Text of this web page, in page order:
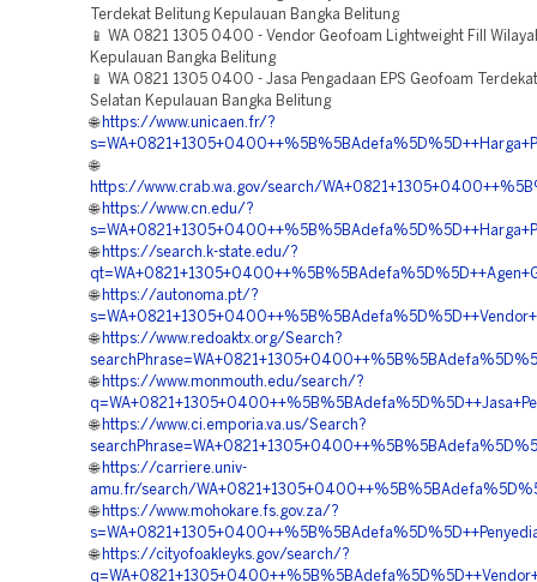
Terdekat Belitung Kepulauan Bangka Belitung
📱 WA 0821 1305 0400 - Vendor Geofoam Lightweight Fill
Kepulauan Bangka Belitung
📱 WA 0821 1305 0400 - Jasa Pengadaan EPS Geofoam
Selatan Kepulauan Bangka Belitung
🌐 https://www.unicaen.fr/?
🌐
https://www.crab.wa.gov/search/
🌐 https://www.cn.edu/?
🌐 https://search.k-state.edu/?
🌐 https://autonoma.pt/?
🌐 https://www.redoaktx.org/Search?
🌐 https://www.monmouth.edu/search/?
🌐 https://www.ci.emporia.va.us/Search?
🌐 https://carriere.univ-
amu.fr/search/
🌐 https://www.mohokare.fs.gov.za/?
🌐 https://cityofoakleyks.gov/search/?